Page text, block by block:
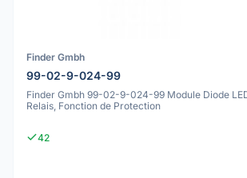
Finder Gmbh
99-02-9-024-99
Finder Gmbh 99-02-9-024-99 Module Diode
Relais, Fonction de Protection
42